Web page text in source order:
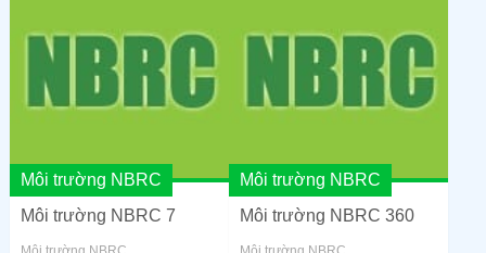
Môi trường NBRC
Môi trường NBRC 7
Môi trường NBRC
Môi trường NBRC 360